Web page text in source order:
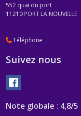
552 quai du port
11210 PORT LA NOUVELLE
Téléphone
Suivez nous
Note globale : 4,8/5